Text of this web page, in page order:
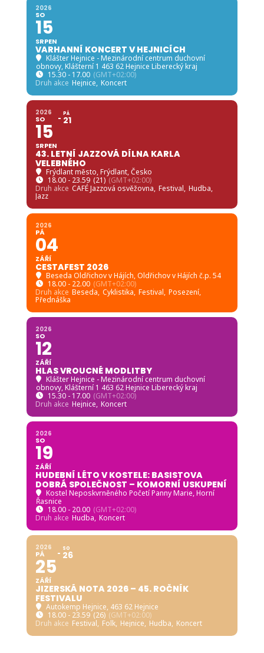
2026
SO
15
SRPEN
VARHANNÍ KONCERT V HEJNICÍCH
Klášter Hejnice - Mezinárodní centrum duchovní
obnovy, Klášterní 1 463 62 Hejnice Liberecký kraj
15.30 - 17.00 (GMT+02:00)
Druh akce Hejnice, Koncert
2026
SO
15
SRPEN
PÁ
21
43. LETNÍ JAZZOVÁ DÍLNA KARLA
VELEBNÉHO
Frýdlant město, Frýdlant, Česko
18.00 - 23.59 (21) (GMT+02:00)
Druh akce CAFÉ Jazzová osvěžovna, Festival, Hudba,
Jazz
2026
PÁ
04
ZÁŘÍ
CESTAFEST 2026
Beseda Oldřichov v Hájích, Oldřichov v Hájích č.p. 54
18.00 - 22.00 (GMT+02:00)
Druh akce Beseda, Cyklistika, Festival, Posezení,
Přednáška
2026
SO
12
ZÁŘÍ
HLAS VROUCNÉ MODLITBY
Klášter Hejnice - Mezinárodní centrum duchovní
obnovy, Klášterní 1 463 62 Hejnice Liberecký kraj
15.30 - 17.00 (GMT+02:00)
Druh akce Hejnice, Koncert
2026
SO
19
ZÁŘÍ
HUDEBNÍ LÉTO V KOSTELE: BASISTOVA
DOBRÁ SPOLEČNOST – KOMORNÍ USKUPENÍ
Kostel Neposkvrněného Početí Panny Marie, Horní
Řasnice
18.00 - 20.00 (GMT+02:00)
Druh akce Hudba, Koncert
2026
PÁ
25
ZÁŘÍ
SO
26
JIZERSKÁ NOTA 2026 – 45. ROČNÍK
FESTIVALU
Autokemp Hejnice, 463 62 Hejnice
18.00 - 23.59 (26) (GMT+02:00)
Druh akce Festival, Folk, Hejnice, Hudba, Koncert